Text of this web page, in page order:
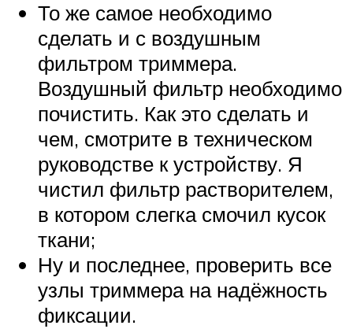
То же самое необходимо
сделать и с воздушным
фильтром триммера.
Воздушный фильтр необходимо
почистить. Как это сделать и
чем, смотрите в техническом
руководстве к устройству. Я
чистил фильтр растворителем,
в котором слегка смочил кусок
ткани;
Ну и последнее, проверить все
узлы триммера на надёжность
фиксации.